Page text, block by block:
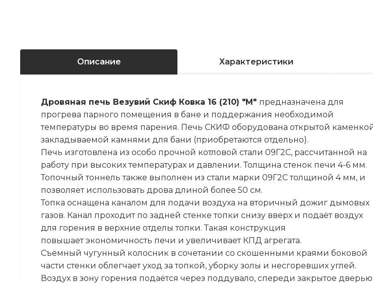
Описание Характеристики
Дровяная печь Везувий Скиф Ковка 16 (210) "М" предназначена для
прогрева парного помещения в бане и поддержания необходимой
температуры во время парения. Печь СКИФ оборудована открытой
закладываемой камнями для бани (приобретаются отдельно).
Печь изготовлена из особо прочной котловой стали 09Г2С, рассчитанной на
работу при высоких температурах и давлении. Толщина стенок печи 4-6 мм.
Топочный тоннель также выполнен из стали марки 09Г2С толщиной 4 мм, и
позволяет использовать дрова длиной более 50 см.
Топка оснащена каналом для подачи воздуха на вторичный дожиг дымовых
газов. Канал проходит по задней стенке топки снизу вверх и подаёт воздух
для горения в верхние отделы топки. Такая конструкция
повышает экономичность печи и увеличивает КПД агрегата.
Съёмный чугунный колосник в сочетании со скошенными краями боковой
части стенки облегчает уход за топкой, уборку золы и несгоревших углей.
Воздух в зону горения подаётся через поддувало, спереди закрытое дверью